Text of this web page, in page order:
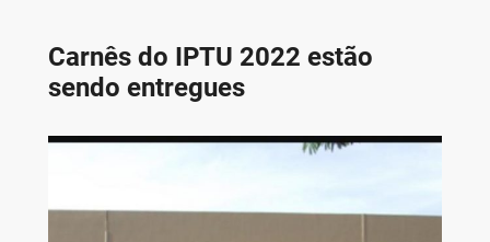
Carnês do IPTU 2022 estão
sendo entregues